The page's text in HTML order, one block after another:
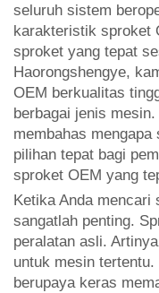
seluruh sistem
karakteristik sproket
sproket yang tepat
Haorongshengye,
OEM berkualitas
berbagai jenis
membahas
pilihan tepat bagi
sproket OEM yang
Ketika Anda mencari
sangatlah penting.
peralatan asli.
untuk mesin
berupaya keras